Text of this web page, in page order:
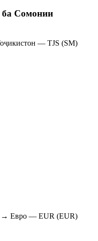
ба Сомонии
— TJS (SM)
→ Евро — EUR (EUR)